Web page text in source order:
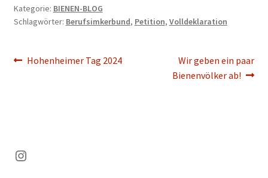
Kategorie: BIENEN-BLOG
Schlagwörter: Berufsimkerbund, Petition, Volldeklaration
Beitragsnavigation
Vorheriger
Hohenheimer Tag 2024
Nächster
Beitrag:
Wir geben ein paar
Bienenvölker ab!
Instagram